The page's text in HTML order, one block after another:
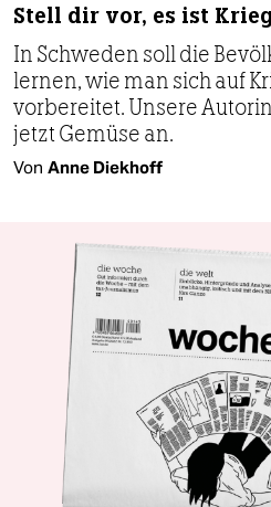
Stell dir vor, es ist
In Schweden soll die
lernen, wie man sich auf
vorbereitet. Unsere
jetzt Gemüse an.
Von Anne Diekhoff